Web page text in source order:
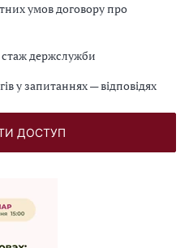
умов договору про
стаж держслужби
у запитаннях — відповідях
ДОСТУП